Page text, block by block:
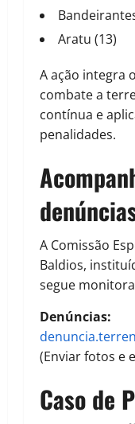
Aratu (13)
A ação integra
combate a
contínua e
penalidades.
A Comissão
Baldios,
segue
Denúncias:
(Enviar fotos e
Caso de